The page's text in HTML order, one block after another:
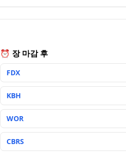
⏰ 장 마감 후
FDX
KBH
WOR
CBRS